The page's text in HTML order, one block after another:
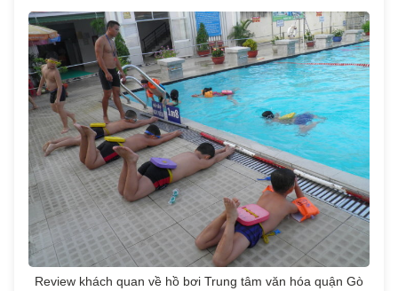
Review khách quan về hồ bơi Trung tâm văn hóa quận Gò